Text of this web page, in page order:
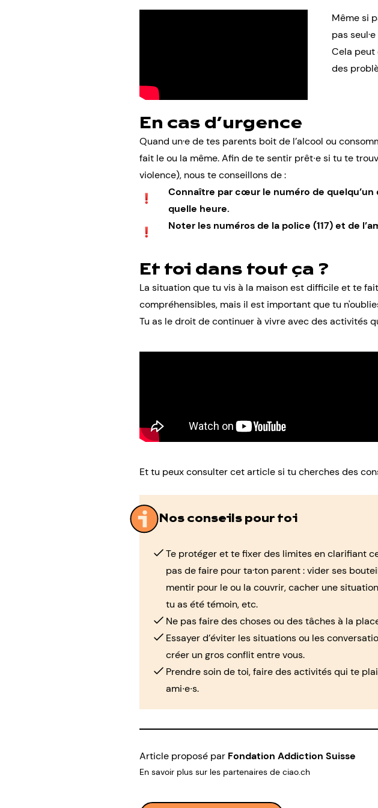
Même si
pas
Cela peut
des
En cas d’urgence
Quand un·e de tes parents boit de l’alcool ou
fait le ou la même. Afin de te sentir prêt∙e si tu te
violence), nous te conseillons de :
Connaître par cœur le numéro de
quelle heure.
Noter les numéros de la police (117) et de
Et toi dans tout ça ?
La situation que tu vis à la maison est difficile et te
compréhensibles, mais il est important que tu
Tu as le droit de continuer à vivre avec des activités
Et tu peux consultercet articlesi tu cherches des
Nos conseils pour toi
Te protéger et te fixer des limites en clarifiant
pas de faire pour ta·ton parent : vider ses
mentir pour le ou la couvrir, cacher une
tu as été témoin, etc.
Ne pas faire des choses ou des tâches à la
Essayer d’éviter les situations ou les
créer un gros conflit entre vous.
Prendre soin de toi, faire des activités qui te
ami∙e∙s.
Article proposé par Fondation Addiction Suisse
En savoir plus sur les partenaires de ciao.ch